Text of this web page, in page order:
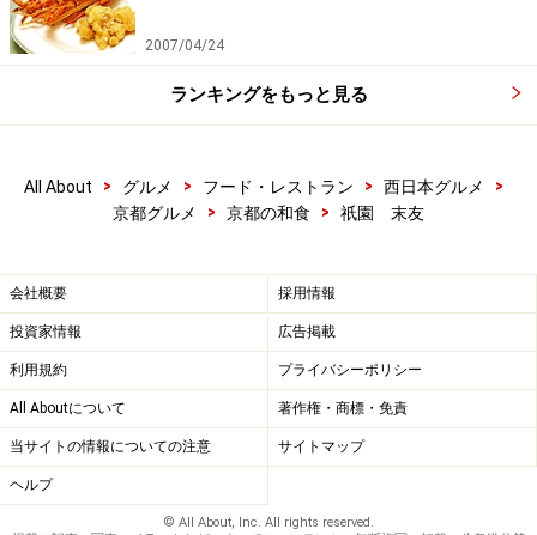
2007/04/24
ランキングをもっと見る
All About > グルメ > フード・レストラン > 西日本グルメ
>
京都グルメ
> 京都の和食 > 祇園 末友
会社概要 採用情報
投資家情報 広告掲載
利用規約 プライバシーポリシー
All Aboutについて 著作権・商標・免責
当サイトの情報についての注意 サイトマップ
ヘルプ
© All About, Inc. All rights reserved.